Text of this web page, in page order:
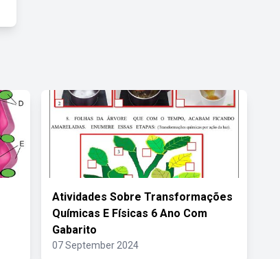
Atividades Sobre Transformações
Químicas E Físicas 6 Ano Com
Gabarito
07 September 2024